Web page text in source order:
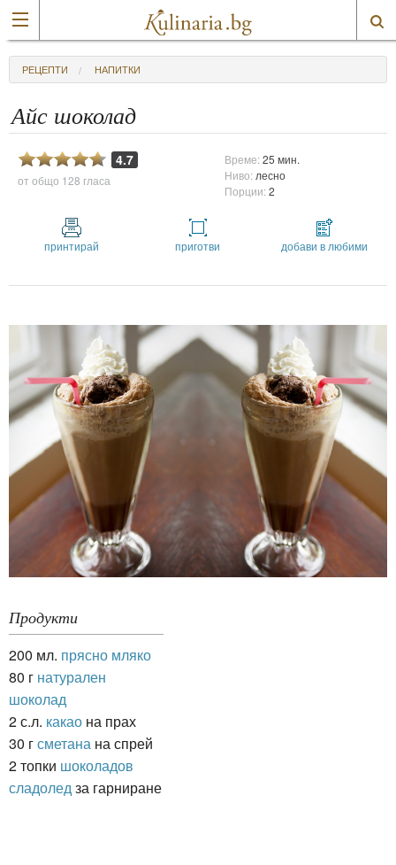
РЕЦЕПТИ НАПИТКИ
Айс шоколад
4.7
от общо 128 гласа
Време:25 мин.
Ниво: лесно
Порции:2
принтирай приготви добави в любими
Продукти
200 мл. прясно мляко
80 г натурален
шоколад
2 с.л. какао на прах
30 гсметана на спрей
2 топки шоколадов
сладолед за гарниране